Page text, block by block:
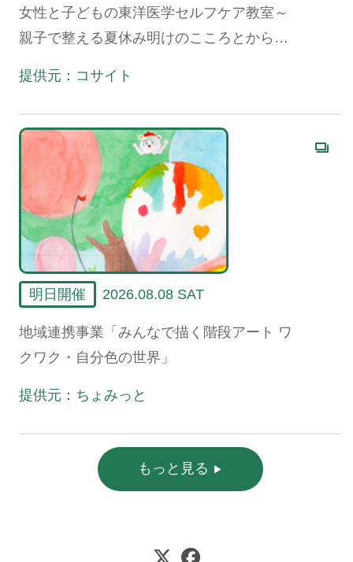
女性と子どもの東洋医学セルフケア教室～
親子で整える夏休み明けのこころとからだ
提供元：コサイト
明日開催 2026.08.08 SAT
地域連携事業「みんなで描く階段アート ワ
クワク・自分色の世界」
提供元：ちょみっと
もっと見る